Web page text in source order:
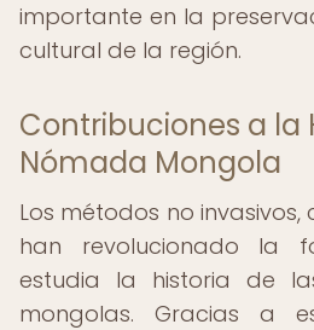
importante en la
cultural de la región.
Contribuciones a la
Nómada Mongola
Los métodos no
han revolucionado la
estudia la historia de
mongolas. Gracias a